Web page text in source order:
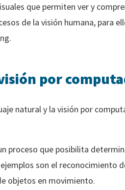
que permiten ver y
de la visión humana, para
por
natural y la visión por
proceso que posibilita
son el reconocimiento
objetos en movimiento.